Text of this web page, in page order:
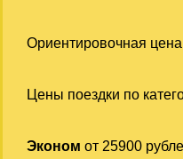
Ориентировочная
Цены поездки по
Эконом от 25900